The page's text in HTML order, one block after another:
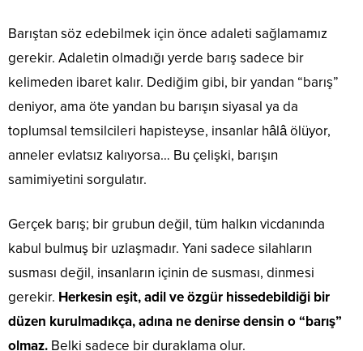
Barıştan söz edebilmek için önce adaleti sağlamamız
gerekir. Adaletin olmadığı yerde barış sadece bir
kelimeden ibaret kalır. Dediğim gibi, bir yandan “barış”
deniyor, ama öte yandan bu barışın siyasal ya da
toplumsal temsilcileri hapisteyse, insanlar hâlâ ölüyor,
anneler evlatsız kalıyorsa… Bu çelişki, barışın
samimiyetini sorgulatır.
Gerçek barış; bir grubun değil, tüm halkın vicdanında
kabul bulmuş bir uzlaşmadır. Yani sadece silahların
susması değil, insanların içinin de susması, dinmesi
gerekir. Herkesin eşit, adil ve özgür hissedebildiği bir
düzen kurulmadıkça, adına ne denirse densin o “barış”
olmaz. Belki sadece bir duraklama olur.